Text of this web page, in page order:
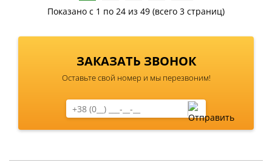
Показано с 1 по 24 из 49 (всего 3 страниц)
ЗАКАЗАТЬ ЗВОНОК
Оставьте свой номер и мы перезвоним!